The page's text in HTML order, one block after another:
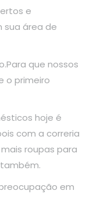
e
sua área de
que nossos
o primeiro
hoje é
com a correria
roupas para
em